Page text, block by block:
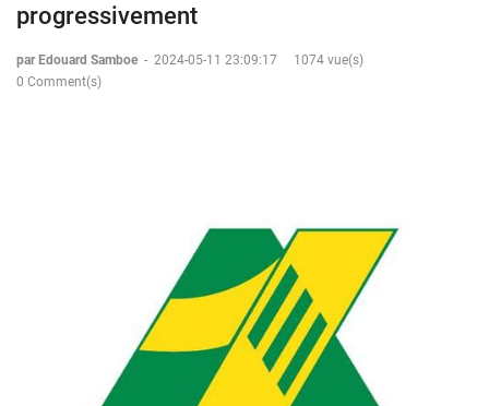
progressivement
par Edouard Samboe - 2024-05-11 23:09:17
1074 vue(s)
0 Comment(s)